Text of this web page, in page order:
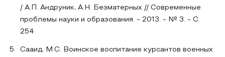
/ А.П. Андруник, А.Н. Безматерных // Современные
проблемы науки и образования. - 2013. - № 3. - С.
254.
Сааид, М.С. Воинское воспитание курсантов военных